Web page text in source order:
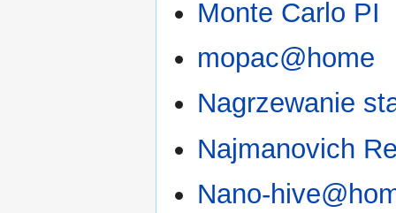
Monte Carlo PI
mopac@home
Nagrzewanie
Najmanovich
Nano-